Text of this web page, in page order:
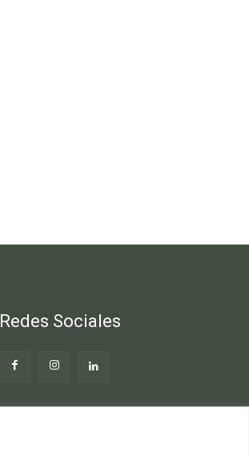
Redes Sociales